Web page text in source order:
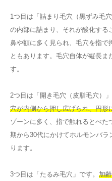
1つ目は「詰まり毛穴（黒ずみ毛
の内部に詰まり、それが酸化する
鼻や額に多く見られ、毛穴を指で
ともあります。毛穴自体が縦長
す。
2つ目は「開き毛穴（皮脂毛穴）」
穴が内側から押し広げられ、円形
ゾーンに多く、指で触れるとべた
期から30代にかけてホルモンバ
ります。
3つ目は「たるみ毛穴」です。 加